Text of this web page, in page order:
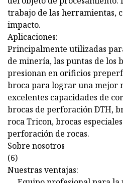
trabajo de las herramientas,
impacto.
Aplicaciones:
Principalmente utilizadas
de minería, las puntas de los
presionan en orificios
broca para lograr una mejor
excelentes capacidades de
brocas de perforación DTH,
roca Tricon, brocas
perforación de rocas.
Sobre nosotros
(6)
Nuestras ventajas: